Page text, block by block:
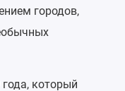
городов,
, который